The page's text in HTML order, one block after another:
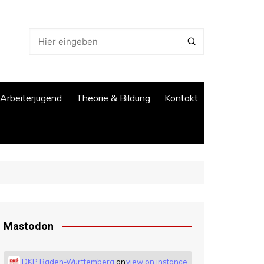
Theorie & Bildung Kontakt
Mastodon
view on instance
DKP Baden-Württemberg on